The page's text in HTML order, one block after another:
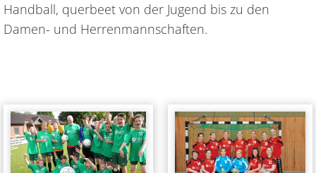
Handball, querbeet von der Jugend bis zu den
Damen- und Herrenmannschaften.